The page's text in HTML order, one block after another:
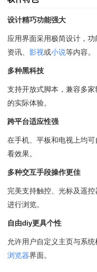
设计精巧功能强大
应用界面采用极简设计，
资讯、 影视或小说等内容。
多种黑科技
支持开放式脚本，兼容多
的实际体验。
跨平台适应性强
在手机、平板和电视上均
看效果。
多种交互手段操作更佳
完美支持触控、光标及遥
进行浏览。
自由diy更具个性
允许用户自定义主页与系
浏览器界面。